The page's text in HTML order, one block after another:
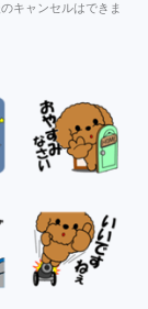
キャンセルはできま